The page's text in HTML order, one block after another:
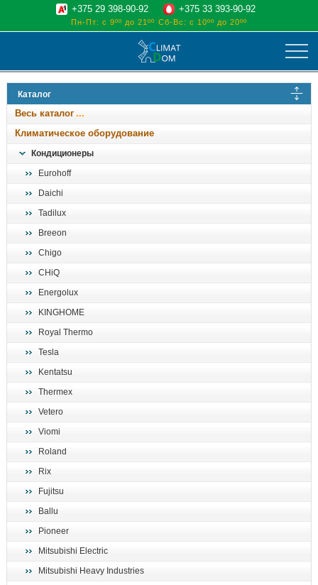
климат
отопительные котлы
водоснабжение
+375 29 398-90-92 +375 33 393-90-92
Пн-Пт: с 9ºº до 21ºº Сб-Вс: с 10ºº до 20ºº
Каталог
Весь каталог
Климатическое оборудование
Кондиционеры
Eurohoff
Daichi
Tadilux
Breeon
Chigo
CHiQ
Energolux
KINGHOME
Royal Thermo
Tesla
Kentatsu
Thermex
Vetero
Viomi
Roland
Rix
Fujitsu
Ballu
Pioneer
Mitsubishi Electric
Mitsubishi Heavy Industries